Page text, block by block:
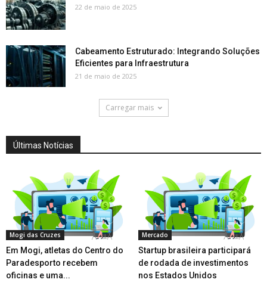
22 de maio de 2025
Cabeamento Estruturado: Integrando Soluções
Eficientes para Infraestrutura
21 de maio de 2025
Carregar mais
Últimas Notícias
Mogi das Cruzes
Em Mogi, atletas do Centro do
Paradesporto recebem
oficinas e uma...
Mercado
Startup brasileira participará
de rodada de investimentos
nos Estados Unidos